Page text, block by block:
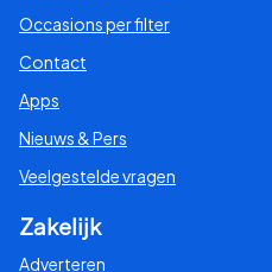
Occasions per filter
Contact
Apps
Nieuws & Pers
Veelgestelde vragen
Zakelijk
Adverteren